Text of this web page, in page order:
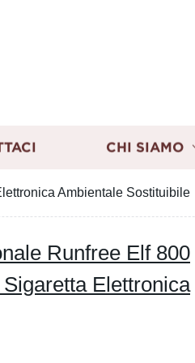
CHI SIAMO
Ambientale Sostituibile
Runfree Elf 800
Elettronica